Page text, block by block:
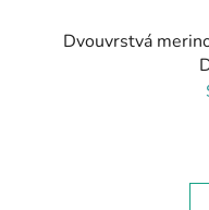
Dvouvrstvá